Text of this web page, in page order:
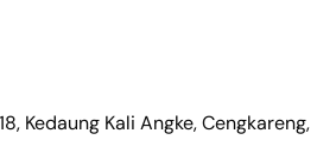
Kedaung Kali Angke, Cengkareng,